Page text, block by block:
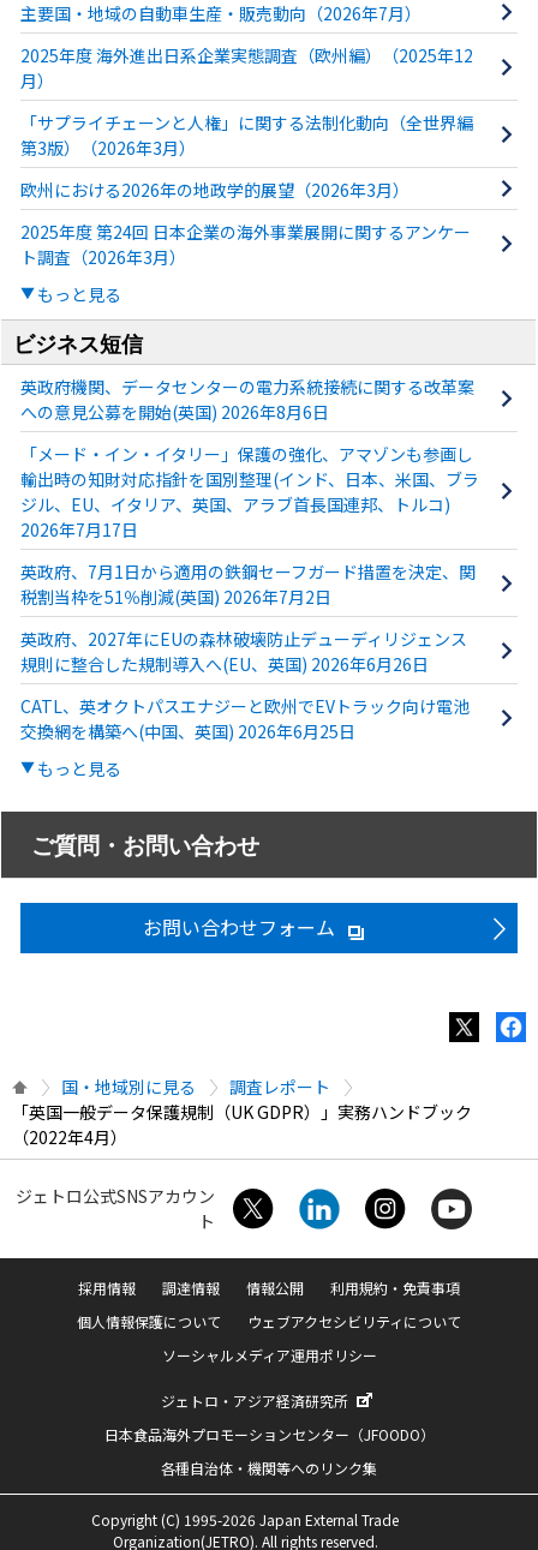
主要国・地域の自動車生産・販売動向（2026年7月）
2025年度 海外進出日系企業実態調査（欧州編）（2025年12
月）
「サプライチェーンと人権」に関する法制化動向（全世界編
第3版）（2026年3月）
欧州における2026年の地政学的展望（2026年3月）
2025年度 第24回 日本企業の海外事業展開に関するアンケー
ト調査（2026年3月）
もっと見る
ビジネス短信
英政府機関、データセンターの電力系統接続に関する改革案
への意見公募を開始(英国) 2026年8月6日
「メード・イン・イタリー」保護の強化、アマゾンも参画し
輸出時の知財対応指針を国別整理(インド、日本、米国、ブラ
ジル、EU、イタリア、英国、アラブ首長国連邦、トルコ)
2026年7月17日
英政府、7月1日から適用の鉄鋼セーフガード措置を決定、関
税割当枠を51％削減(英国) 2026年7月2日
英政府、2027年にEUの森林破壊防止デューディリジェンス
規則に整合した規制導入へ(EU、英国) 2026年6月26日
CATL、英オクトパスエナジーと欧州でEVトラック向け電池
交換網を構築へ(中国、英国) 2026年6月25日
もっと見る
ご質問・お問い合わせ
お問い合わせフォーム
国・地域別に見る
調査レポート
「英国一般データ保護規制（UK GDPR）」実務ハンドブック
（2022年4月）
ジェトロ公式SNSアカウン
ト
採用情報 調達情報 情報公開
利用規約・免責事項
個人情報保護について
ウェブアクセシビリティについて
ソーシャルメディア運用ポリシー
ジェトロ・アジア経済研究所
日本食品海外プロモーションセンター（JFOODO）
各種自治体・機関等へのリンク集
Copyright (C) 1995-2026 Japan External Trade
Organization(JETRO). All rights reserved.